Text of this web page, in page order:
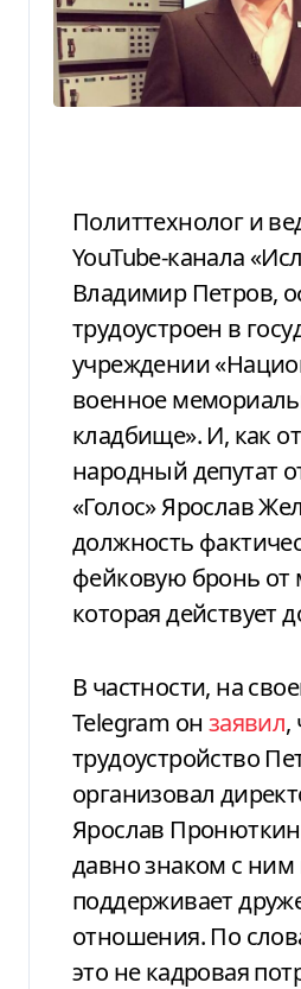
Политтехнолог и ведущий
YouTube-канала
Владимир Петров,
трудоустроен в
учреждении
военное
кладбище». И, как
народный депутат
«Голос» Ярослав
должность
фейковую бронь от
которая действует
В частности, на своей странице в
Telegram он заявил,
трудоустройство
организовал
Ярослав
давно знаком с ним
поддерживает
отношения. По
это не кадровая